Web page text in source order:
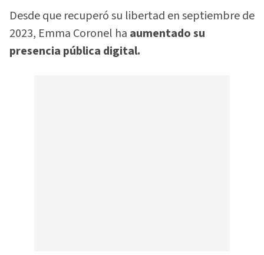
Desde que recuperó su libertad en septiembre de
2023, Emma Coronel ha aumentado su
presencia pública digital.